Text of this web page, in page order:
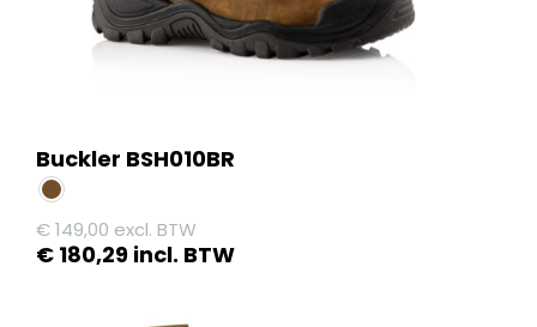
Buckler BSH010BR
€149,00 excl. BTW
€ 180,29 incl. BTW